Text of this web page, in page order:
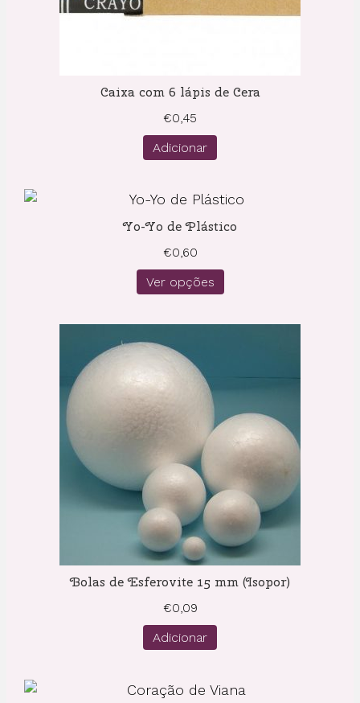
Caixa com 6 lápis de Cera
€0,45
Adicionar
Yo-Yo de Plástico
€0,60
Ver opções
Bolas de Esferovite 15 mm (Isopor)
€0,09
Adicionar